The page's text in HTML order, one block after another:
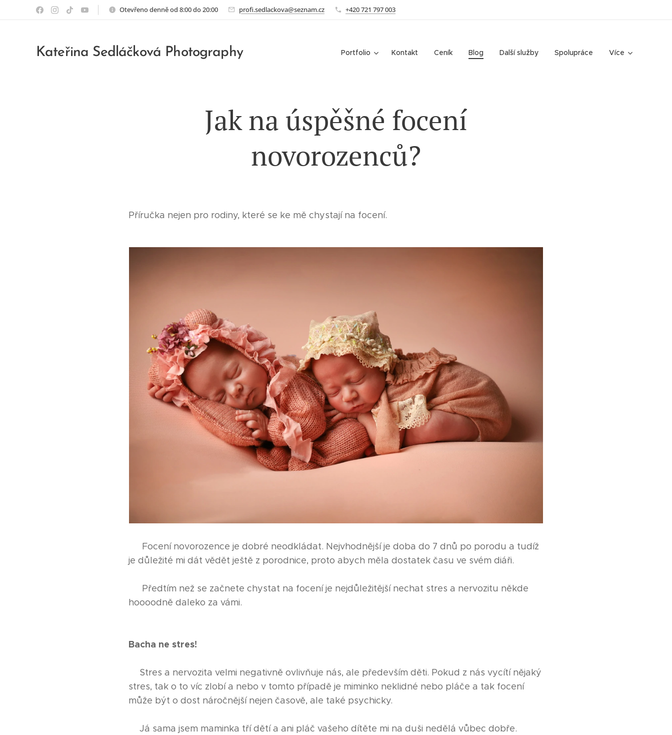
Otevřeno denně od 8:00 do 20:00 profi.sedlackova@seznam.cz +420 721 797 003
Kateřina Sedláčková Photography Portfolio Kontakt Ceník Blog Další služby Spolupráce Více
Jak na úspěšné focení
novorozenců?
Příručka nejen pro rodiny, které se ke mě chystají na focení. 🩷
🩷 Focení novorozence je dobré neodkládat. Nejvhodnější je doba do 7 dnů po porodu a tudíž
je důležité mi dát vědět ještě z porodnice, proto abych měla dostatek času ve svém diáři.
🩷 Předtím než se začnete chystat na focení je nejdůležitější nechat stres a nervozitu někde
hoooodně daleko za vámi.
Bacha ne stres!
➡Stres a nervozita velmi negativně ovlivňuje nás, ale především děti. Pokud z nás vycítí nějaký
stres, tak o to víc zlobí a nebo v tomto případě je miminko neklidné nebo pláče a tak focení
může být o dost náročnější nejen časově, ale také psychicky.
➡Já sama jsem maminka tří dětí a ani pláč vašeho dítěte mi na duši nedělá vůbec dobře.